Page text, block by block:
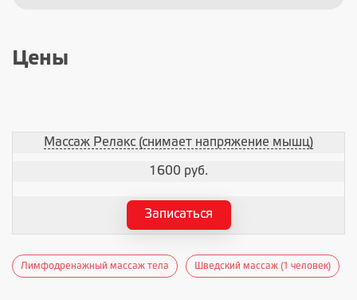
Цены
Массаж Релакс (снимает напряжение мышц)
1600 руб.
Записаться
Лимфодренажный массаж тела Шведский массаж (1 человек)